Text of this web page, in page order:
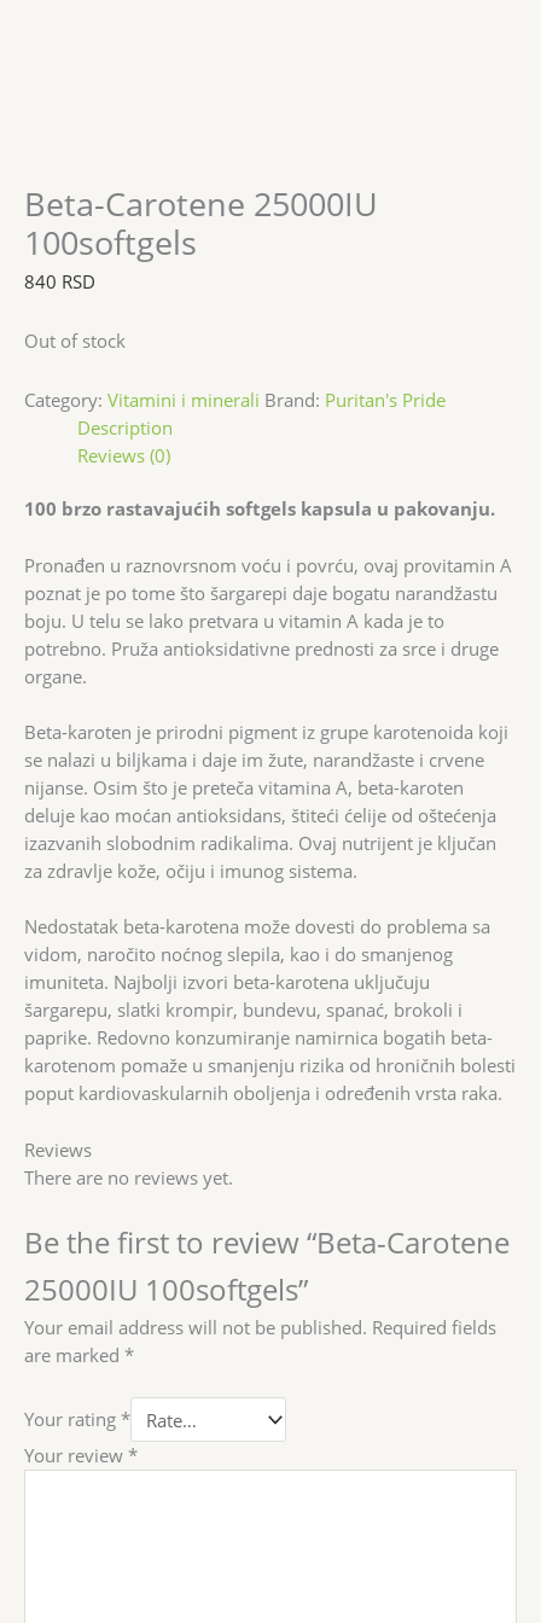
Beta-Carotene 25000IU
100softgels
840 RSD
Out of stock
Category: Vitamini i minerali Brand: Puritan's Pride
Description
Reviews (0)
100 brzo rastavajućih softgels kapsula u pakovanju.
Pronađen u raznovrsnom voću i povrću, ovaj provitamin A
poznat je po tome što šargarepi daje bogatu narandžastu
boju. U telu se lako pretvara u vitamin A kada je to
potrebno. Pruža antioksidativne prednosti za srce i druge
organe.
Beta-karoten je prirodni pigment iz grupe karotenoida koji
se nalazi u biljkama i daje im žute, narandžaste i crvene
nijanse. Osim što je preteča vitamina A, beta-karoten
deluje kao moćan antioksidans, štiteći ćelije od oštećenja
izazvanih slobodnim radikalima. Ovaj nutrijent je ključan
za zdravlje kože, očiju i imunog sistema.
Nedostatak beta-karotena može dovesti do problema sa
vidom, naročito noćnog slepila, kao i do smanjenog
imuniteta. Najbolji izvori beta-karotena uključuju
šargarepu, slatki krompir, bundevu, spanać, brokoli i
paprike. Redovno konzumiranje namirnica bogatih beta-
karotenom pomaže u smanjenju rizika od hroničnih bolesti
poput kardiovaskularnih oboljenja i određenih vrsta raka.
Reviews
There are no reviews yet.
Be the first to review “Beta-Carotene
25000IU 100softgels”
Your email address will not be published. Required fields
are marked *
Your rating *
Your review *